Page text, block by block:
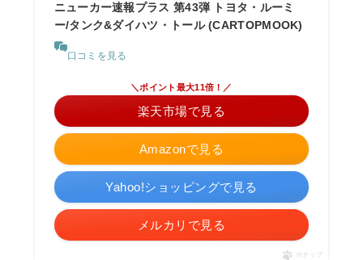
ニューカー速報プラス 第43弾 トヨタ・ルーミ
ー/タンク&ダイハツ・トール (CARTOPMOOK)
口コミを見る
Amazonで見る
＼ポイント最大11倍！／
楽天市場で見る
Yahoo!ショッピングで見る
メルカリで見る
ポチップ